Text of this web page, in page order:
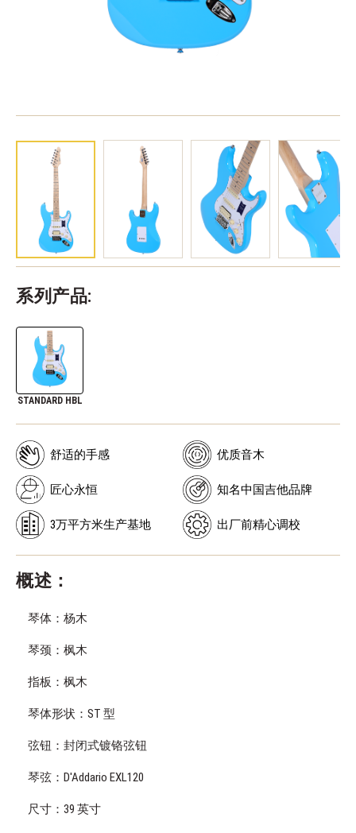
系列产品:
STANDARD HBL
舒适的手感 优质音木
匠心永恒 知名中国吉他品牌
3万平方米生产基地 出厂前精心调校
概述：
琴体：杨木
琴颈：枫木
指板：枫木
琴体形状：ST 型
弦钮：封闭式镀铬弦钮
琴弦：D'Addario EXL120
尺寸：39 英寸